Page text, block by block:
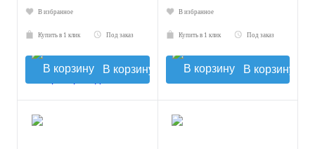
В избранное
Купить в 1 клик Под заказ
В корзину
В избранное
Купить в 1 клик Под заказ
В корзину